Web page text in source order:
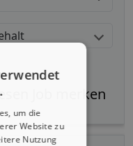
um die
Website zu
Nutzung